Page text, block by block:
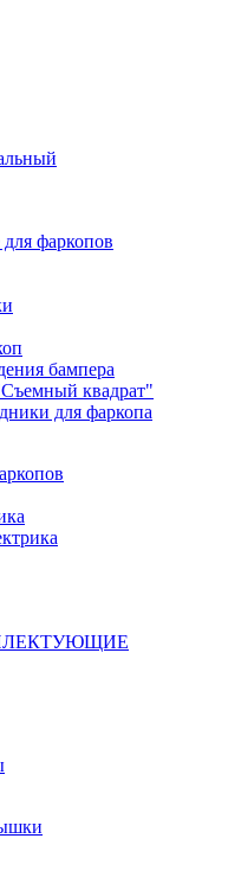
фаркопов
бампера
квадрат"
для фаркопа